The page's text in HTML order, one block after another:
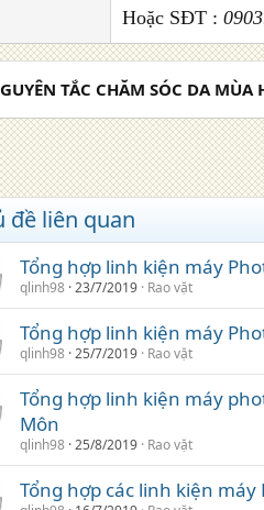
Hoặc SĐT :
TẮC CHĂM SÓC DA MÙA
đề liên quan
Tổng hợp linh kiện máy
qlinh98 23/7/2019 Rao vặt
Tổng hợp linh kiện máy
qlinh98 25/7/2019 Rao vặt
Tổng hợp linh kiện máy
Môn
qlinh98 25/8/2019 Rao vặt
Tổng hợp các linh kiện